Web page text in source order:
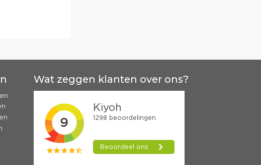
Wat zeggen klanten over ons?